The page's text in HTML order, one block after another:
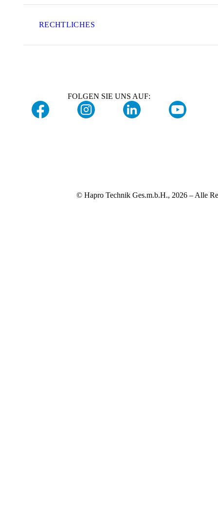
RECHTLICHES
FOLGEN SIE UNS AUF:
© Hapro Technik Ges.m.b.H., 2026 – Alle